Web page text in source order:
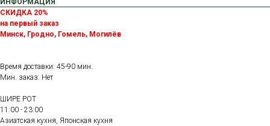
ИНФОРМАЦИЯ
СКИДКА 20%
на первый заказ
Минск, Гродно, Гомель, Могилёв
Время доставки: 45-90 мин.
Мин. заказ: Нет
ШИРЕ РОТ
11:00 - 23:00
Азиатская кухня, Японская кухня